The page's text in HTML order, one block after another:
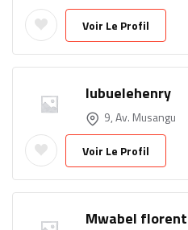
Voir Le Profil
lubuelehenry
9, Av. Musangu
Voir Le Profil
Mwabel florent